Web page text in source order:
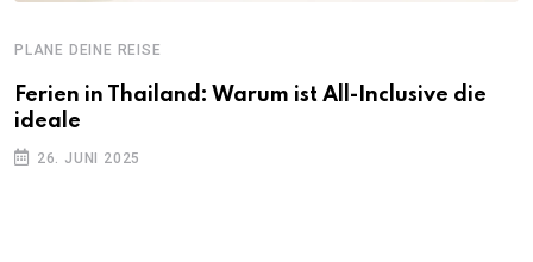
PLANE DEINE REISE
Ferien in Thailand: Warum ist All-Inclusive die
ideale
26. JUNI 2025